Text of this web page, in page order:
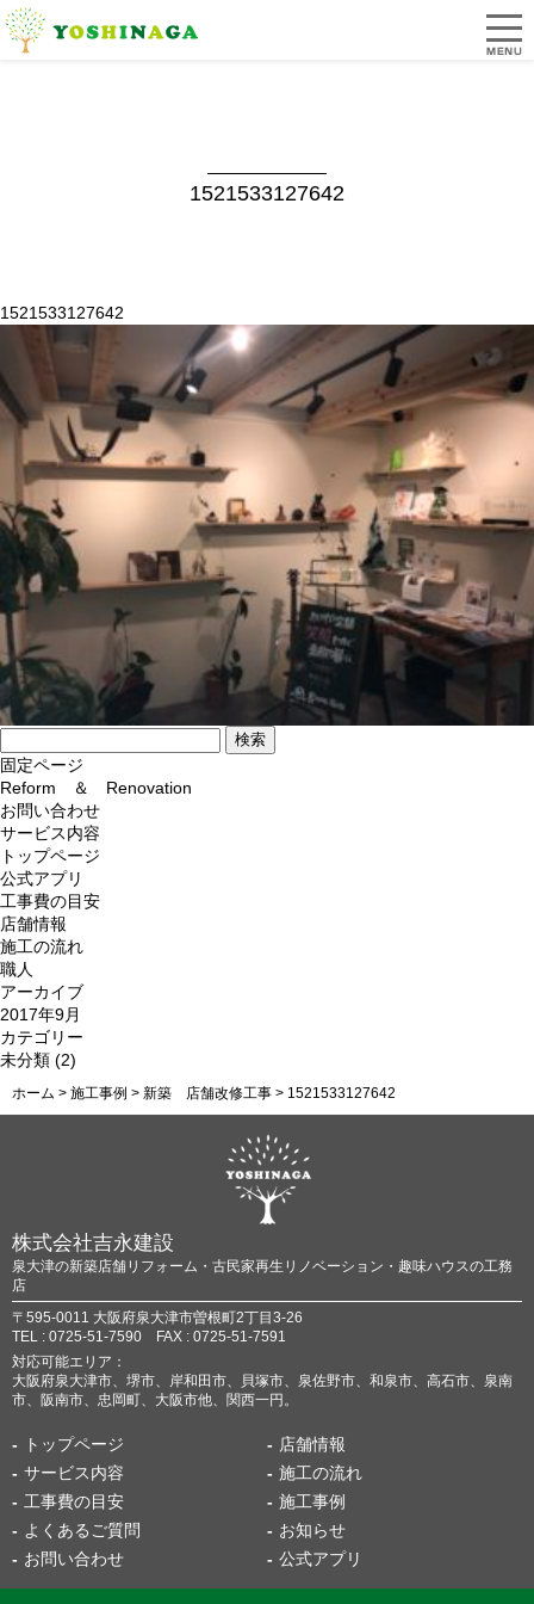
1521533127642
1521533127642
検
索:
固定ページ
Reform ＆ Renovation
お問い合わせ
サービス内容
トップページ
公式アプリ
工事費の目安
店舗情報
施工の流れ
職人
アーカイブ
2017年9月
カテゴリー
未分類 (2)
ホーム > 施工事例 > 新築 店舗改修工事 > 1521533127642
株式会社吉永建設
泉大津の新築店舗リフォーム・古民家再生リノベーション・趣味ハウスの工務
店
〒595-0011 大阪府泉大津市曽根町2丁目3-26
TEL : 0725-51-7590 FAX : 0725-51-7591
対応可能エリア：
大阪府泉大津市、堺市、岸和田市、貝塚市、泉佐野市、和泉市、高石市、泉南
市、阪南市、忠岡町、大阪市他、関西一円。
トップページ
店舗情報
サービス内容
施工の流れ
工事費の目安
施工事例
よくあるご質問
お知らせ
お問い合わせ
公式アプリ